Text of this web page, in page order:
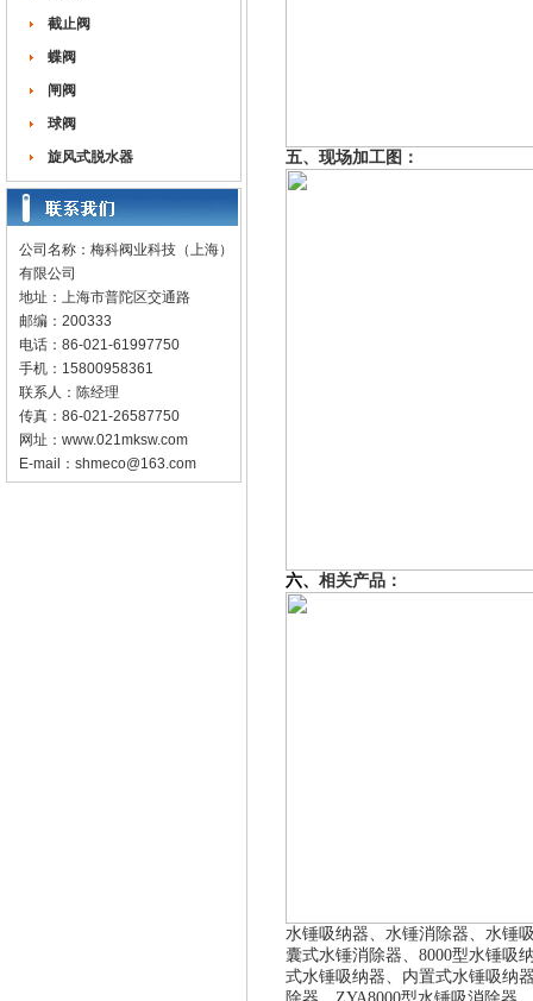
截止阀
蝶阀
闸阀
球阀
旋风式脱水器
公司名称：梅科阀业科技（上海）
有限公司
地址：上海市普陀区交通路
邮编：200333
电话：86-021-61997750
手机：15800958361
联系人：陈经理
传真：86-021-26587750
网址： www.021mksw.com
E-mail： shmeco@163.com
五、 现场加工图：
六、 相关产品：
水锤吸纳器、水锤消除器、水锤
囊式水锤消除器、 8000型水锤吸
式水锤吸纳器、内置式水锤吸纳